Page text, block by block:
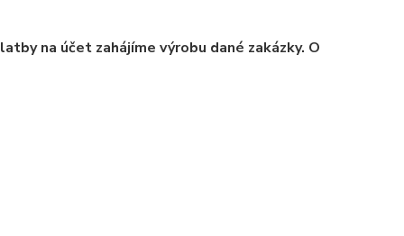
na účet zahájíme výrobu dané zakázky. O